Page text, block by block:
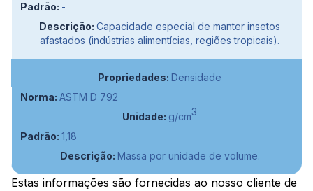
-
Capacidade especial de manter insetos
afastados (indústrias alimentícias, regiões tropicais).
Densidade
ASTM D 792
g/cm3
1,18
Massa por unidade de volume.
Estas informações são fornecidas ao nosso cliente de